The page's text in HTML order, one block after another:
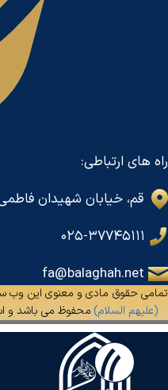
راه های ارتباطی:
قم، خیابان شهیدان فاطمی، کوچه
fa@balaghah.net
تمامی حقوق مادی و معنوی این وب
(علیهم السلام) محفوظ می باشد و